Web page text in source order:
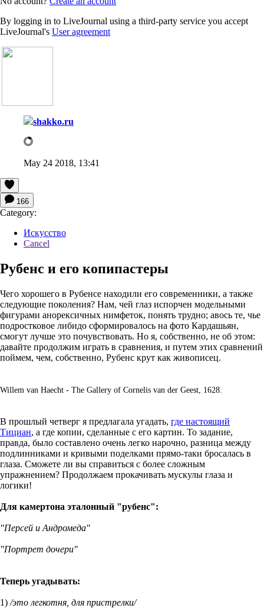
By logging in to LiveJournal using a third-party service you accept
LiveJournal's User agreement
shakko.ru
May 24 2018, 13:41
166
Category:
Искусство
Cancel
Рубенс и его копипастеры
Чего хорошего в Рубенсе находили его современники, а также
следующие поколения? Нам, чей глаз испорчен модельными
фигурами анорексичных нимфеток, понять трудно; авось те, чье
подростковое либидо сформировалось на фото Кардашьян,
смогут лучше это почувствовать. Но я, собственно, не об этом:
давайте продолжим играть в сравнения, и путем этих сравнений
поймем, чем, собственно, Рубенс крут как живописец.
Willem van Haecht - The Gallery of Cornelis van der Geest, 1628.
В прошлый четверг я предлагала угадать, где настоящий
Тициан, а где копии, сделанные с его картин. То задание,
правда, было составлено очень легко нарочно, разница между
подлинниками и кривыми поделками прямо-таки бросалась в
глаза. Сможете ли вы справиться с более сложным
упражнением? Продолжаем прокачивать мускулы глаза и
логики!
Для камертона эталонный "рубенс":
"Персей и Андромеда"
"Портрет дочери"
Теперь угадывать:
1) /это легкотня, для пристрелки/